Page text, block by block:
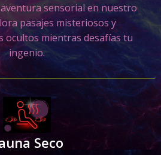
sensorial en nuestro
pasajes misteriosos y
ocultos mientras desafías tu
ingenio.
Seco